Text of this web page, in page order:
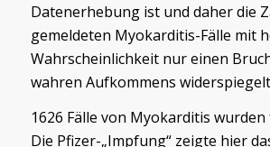
Datenerhebung ist und daher die
gemeldeten Myokarditis-Fälle mit
Wahrscheinlichkeit nur einen
wahren Aufkommens
1626 Fälle von Myokarditis
Die Pfizer-„Impfung“ zeigte hier